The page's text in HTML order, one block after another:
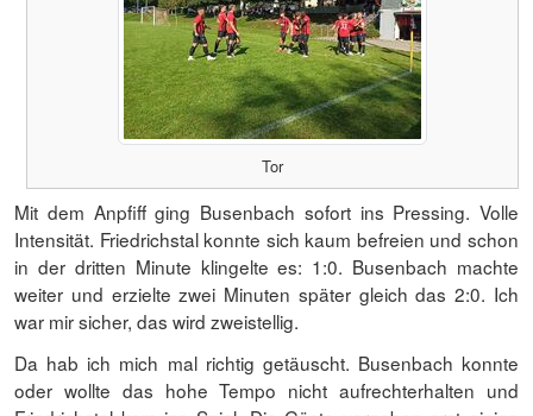
Tor
Mit dem Anpfiff ging Busenbach sofort ins Pressing. Volle
Intensität. Friedrichstal konnte sich kaum befreien und schon
in der dritten Minute klingelte es: 1:0. Busenbach machte
weiter und erzielte zwei Minuten später gleich das 2:0. Ich
war mir sicher, das wird zweistellig.
Da hab ich mich mal richtig getäuscht. Busenbach konnte
oder wollte das hohe Tempo nicht aufrechterhalten und